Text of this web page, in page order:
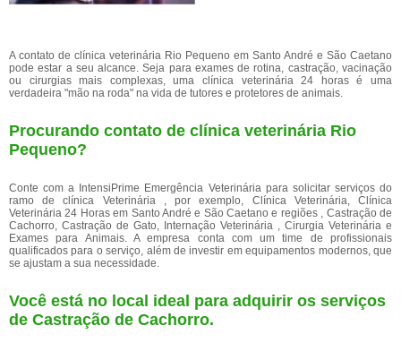
A contato de clínica veterinária Rio Pequeno em Santo André e São Caetano
pode estar a seu alcance. Seja para exames de rotina, castração, vacinação
ou cirurgias mais complexas, uma clínica veterinária 24 horas é uma
verdadeira "mão na roda" na vida de tutores e protetores de animais.
Procurando contato de clínica veterinária Rio
Pequeno?
Conte com a IntensiPrime Emergência Veterinária para solicitar serviços do
ramo de clínica Veterinária , por exemplo, Clínica Veterinária, Clínica
Veterinária 24 Horas em Santo André e São Caetano e regiões , Castração de
Cachorro, Castração de Gato, Internação Veterinária , Cirurgia Veterinária e
Exames para Animais. A empresa conta com um time de profissionais
qualificados para o serviço, além de investir em equipamentos modernos, que
se ajustam a sua necessidade.
Você está no local ideal para adquirir os serviços
de Castração de Cachorro.